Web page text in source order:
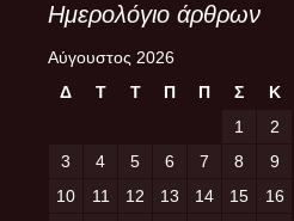
Ημερολόγιο άρθρων
Αύγουστος 2026
Δ
Τ Τ Π Π Σ
Κ
1
2
3
4 5 6 7 8
9
10
11 12 13 14 15 16